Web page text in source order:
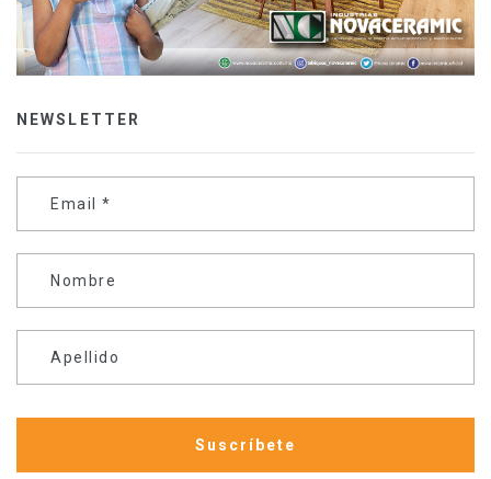
NEWSLETTER
Email *
Nombre
Apellido